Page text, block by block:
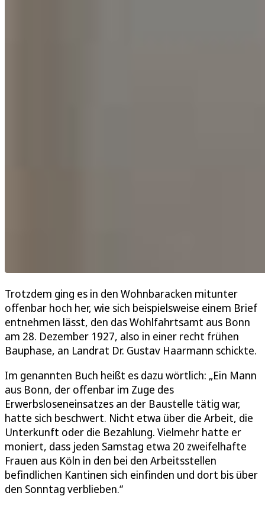
Trotzdem ging es in den Wohnbaracken mitunter
offenbar hoch her, wie sich beispielsweise einem Brief
entnehmen lässt, den das Wohlfahrtsamt aus Bonn
am 28. Dezember 1927, also in einer recht frühen
Bauphase, an Landrat Dr. Gustav Haarmann schickte.
Im genannten Buch heißt es dazu wörtlich: „Ein Mann
aus Bonn, der offenbar im Zuge des
Erwerbsloseneinsatzes an der Baustelle tätig war,
hatte sich beschwert. Nicht etwa über die Arbeit, die
Unterkunft oder die Bezahlung. Vielmehr hatte er
moniert, dass jeden Samstag etwa 20 zweifelhafte
Frauen aus Köln in den bei den Arbeitsstellen
befindlichen Kantinen sich einfinden und dort bis über
den Sonntag verblieben.“